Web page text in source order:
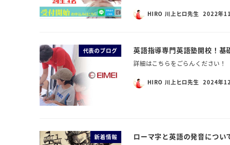
HIRO 川上ヒロ先生 2022年
代表のブログ 英語指導専門英語塾開校！基
詳細はこちらをごらんください！
HIRO 川上ヒロ先生 2024年
新着情報 ローマ字と英語の発音につい